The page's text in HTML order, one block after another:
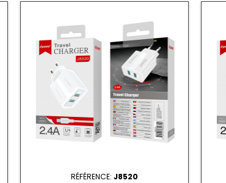
RÉFÉRENCE: J8520